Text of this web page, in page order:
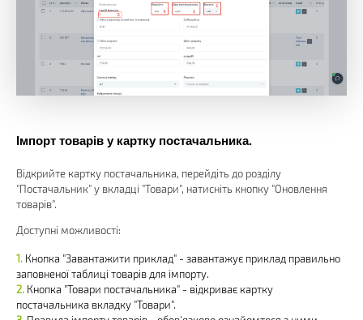
Імпорт товарів у картку постачальника.
Відкрийте картку постачальника, перейдіть до розділу
"Постачальник" у вкладці "Товари", натисніть кнопку "Оновлення
товарів".
Доступні можливості:
Кнопка "Завантажити приклад" - завантажує приклад правильно
заповненої таблиці товарів для імпорту.
Кнопка "Товари постачальника" - відкриває картку
постачальника вкладку "Товари".